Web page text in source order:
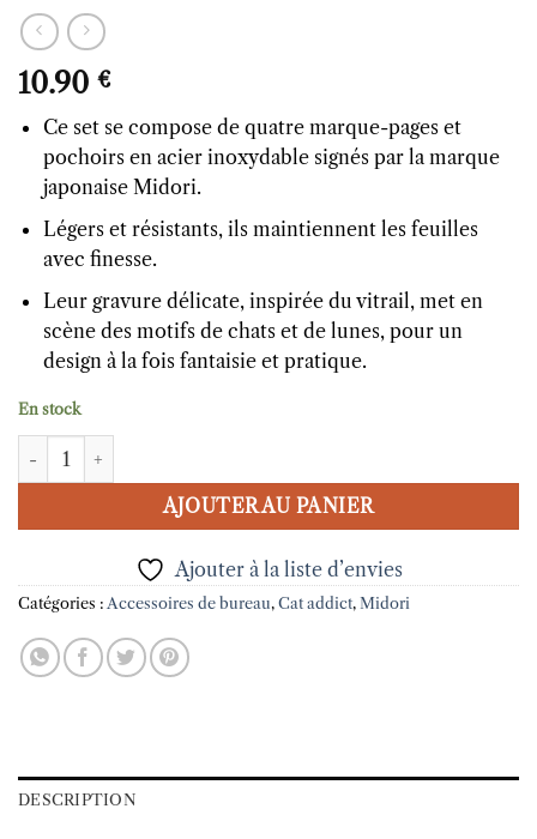
10.90 €
Ce set se compose de quatre marque-pages et
pochoirs en acier inoxydable signés par la marque
japonaise Midori.
Légers et résistants, ils maintiennent les feuilles
avec finesse.
Leur gravure délicate, inspirée du vitrail, met en
scène des motifs de chats et de lunes, pour un
design à la fois fantaisie et pratique.
En stock
quantité de 4 marque-pages et pochoirs en métal Chat Midori
AJOUTER AU PANIER
Ajouter à la liste d’envies
Catégories : Accessoires de bureau, Cat addict, Midori
DESCRIPTION